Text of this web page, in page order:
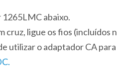
abaixo.
cruz, ligue os fios (incluídos
utilizar o adaptador CA